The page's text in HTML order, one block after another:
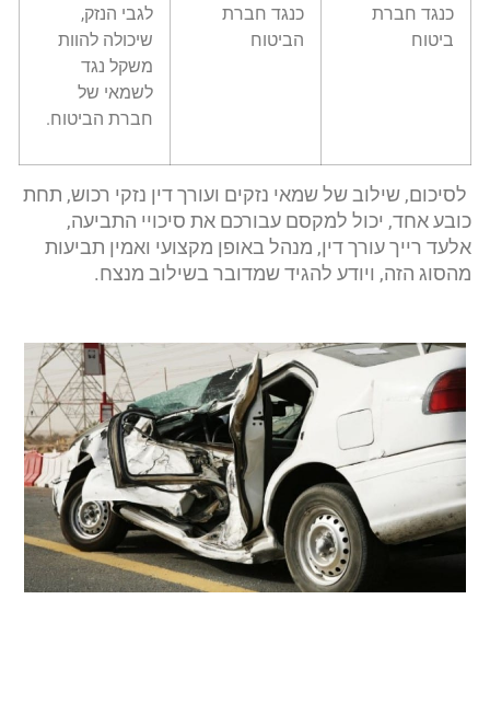
כנגד חברת
ביטוח
כנגד חברת
הביטוח
לגבי הנזק,
שיכולה להוות
משקל נגד
לשמאי של
חברת הביטוח.
לסיכום, שילוב של שמאי נזקים ועורך דין נזקי רכוש, תחת
כובע אחד, יכול למקסם עבורכם את סיכויי התביעה,
אלעד רייך עורך דין, מנהל באופן מקצועי ואמין תביעות
מהסוג הזה, ויודע להגיד שמדובר בשילוב מנצח.